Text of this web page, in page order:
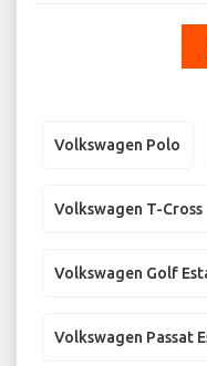
Volkswagen Polo
Volkswagen T-Cross
Volkswagen Golf
Volkswagen Passat